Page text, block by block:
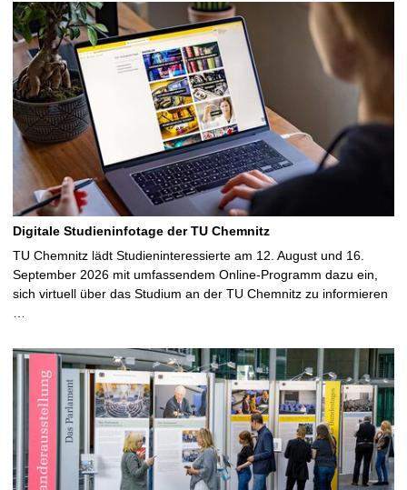
Digitale Studieninfotage der TU Chemnitz
TU Chemnitz lädt Studieninteressierte am 12. August und 16.
September 2026 mit umfassendem Online-Programm dazu ein,
sich virtuell über das Studium an der TU Chemnitz zu informieren
…